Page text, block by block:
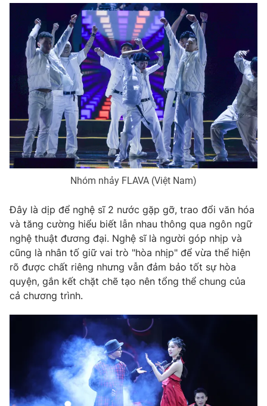
Photo Infographic
Video Shorts video
VTV Money VTV Thể thao
VTV Sức khoẻ Bất động sản
Thị trường 24h Tấm lòng Việt
VTV9 VTV8
Liên hệ tòa soạn English
Theo dõi báo trên
Cơ quan chủ quản:
Đài Truyền hình Việt Nam
Nhóm nhảy FLAVA (Việt Nam)
Đây là dịp để nghệ sĩ 2 nước gặp gỡ, trao đổi văn hóa
và tăng cường hiểu biết lẫn nhau thông qua ngôn ngữ
nghệ thuật đương đại. Nghệ sĩ là người góp nhịp và
cũng là nhân tố giữ vai trò "hòa nhịp" để vừa thể hiện
rõ được chất riêng nhưng vẫn đảm bảo tốt sự hòa
quyện, gắn kết chặt chẽ tạo nên tổng thể chung của
cả chương trình.